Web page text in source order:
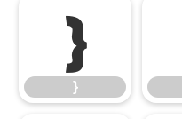
}
}